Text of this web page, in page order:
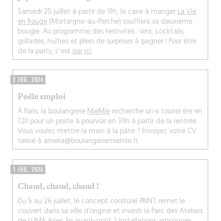
Samedi 25 juillet à partir de 19h, la cave à manger La Vie
en Rouge(Mortargne-au-Perche) soufflera sa deuxième
bougie. Au programme des festivités : vins, cocktails,
grillades, huîtres et plein de surprises à gagner ! Pour être
de la party, c'est par ici.
2 JUIL. 2026
Poêle emploi
À Paris, la boulangerie MieMierecherche un·e tourier·ère en
CDI pour un poste à pourvoir en 39h à partir de la rentrée.
Vous voulez mettre la main à la pâte ? Envoyez votre CV
fariné à amelia@boulangeriemiemie.fr.
1 JUIL. 2026
Chaud, chaud, chaud !
Du 5 au 26 juillet, le concept coolturel PRINT remet le
couvert dans sa ville d'origine et investi le Parc des Ateliers